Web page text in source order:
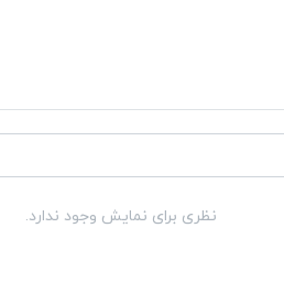
نظری برای نمایش وجود ندارد.